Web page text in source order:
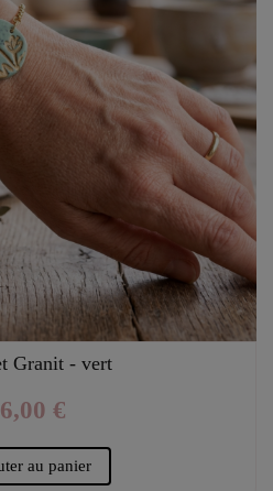
Granit - vert
€
au panier